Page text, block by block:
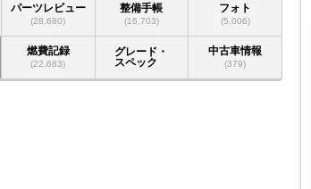
パーツレビュー
(28,680)
整備手帳
(16,703)
フォト
(5,006)
燃費記録
(22,683)
グレード・
スペック
中古車情報
(379)